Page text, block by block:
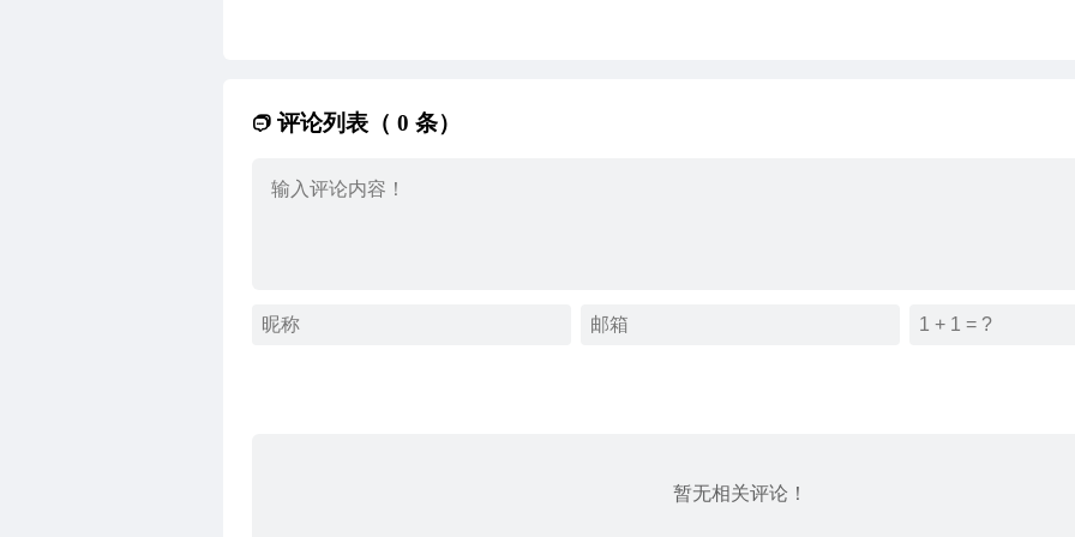
评论列表（ 0 条）
暂无相关评论！